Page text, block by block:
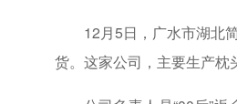
12月5日，广水市湖北简
货。这家公司，主要生产